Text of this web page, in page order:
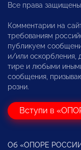
Все права
Комментарии на
требованиям
публикуем
и/или оскорбления,
тире и любыми
сообщения,
розни.
Вступи в
Об «ОПОРЕ